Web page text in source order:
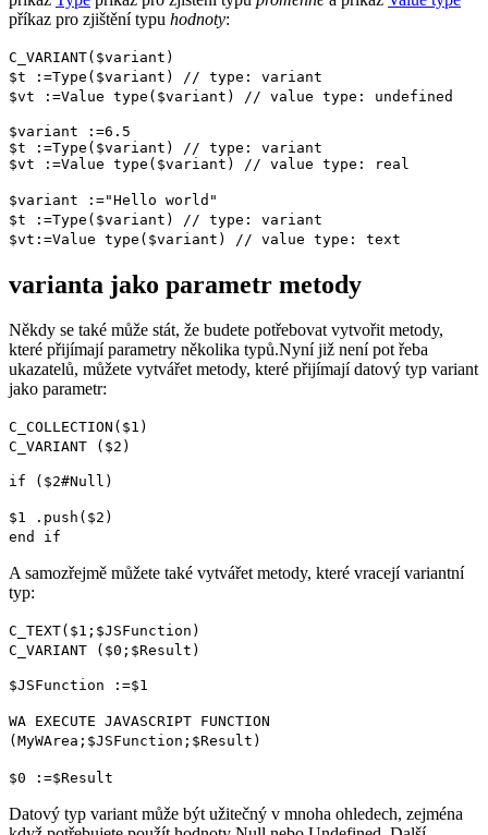
příkaz pro zjištění typu hodnoty:
C_VARIANT( $variant )
$t :=Type ( $variant )
// type: variant
$vt :=Value type ( $variant ) // value type: undefined
$variant :=6.5
$t :=Type ( $variant )
// type: variant
$vt :=Value type ( $variant ) // value type: real
$variant :="Hello world"
$t :=Type ( $variant )
// type: variant
$vt :=Value type ( $variant ) // value type: text
varianta jako parametr metody
Někdy se také může stát, že budete potřebovat vytvořit metody,
které přijímají parametry několika typů.Nyní již není potřeba
ukazatelů, můžete vytvářet metody, které přijímají datový typ variant
jako parametr:
C_COLLECTION ( $1 )
C_VARIANT ( $2 )
if ( $2#Null )
$1 . push ( $2 )
end if
A samozřejmě můžete také vytvářet metody, které vracejí variantní
typ:
C_TEXT( $1 ; $JSFunction )
C_VARIANT ( $0 ; $Result )
$JSFunction :=$1
WA EXECUTE JAVASCRIPT FUNCTION
( MyWArea ; $JSFunction ; $Result )
$0 :=$Result
Datový typ variant může být užitečný v mnoha ohledech, zejména